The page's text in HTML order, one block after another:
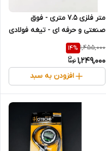
متر فلزی 7.5 متری - فوق
صنعتی و حرفه ای - تیغه فولادی
1,455,000
14%
1,249,000
افزودن به سبد